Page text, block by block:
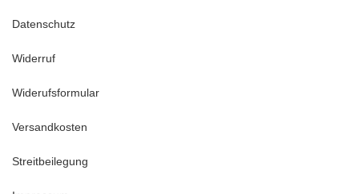
Datenschutz
Widerruf
Widerufsformular
Versandkosten
Streitbeilegung